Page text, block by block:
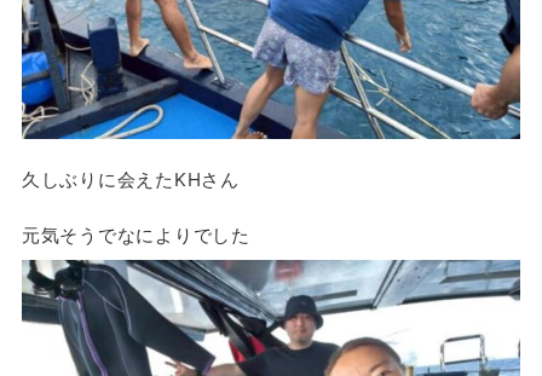
久しぶりに会えたKHさん
元気そうでなによりでした